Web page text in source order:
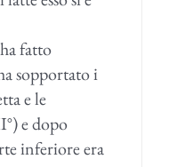
fatto
sopportato i
e le
e dopo
inferiore era